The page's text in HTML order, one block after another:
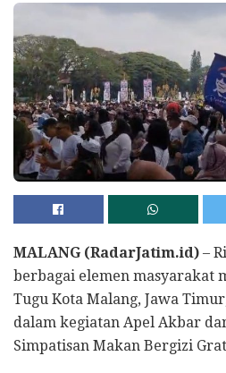
MALANG (RadarJatim.id) –
berbagai elemen masyarakat
Tugu Kota Malang, Jawa
dalam kegiatan Apel Akbar
Simpatisan Makan Bergizi